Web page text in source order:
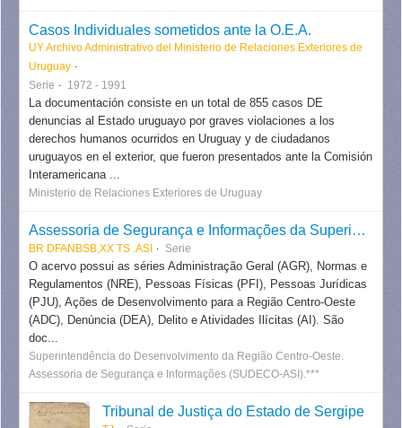
Casos Individuales sometidos ante la O.E.A.
UY Archivo Administrativo del Ministerio de Relaciones Exteriores de
Uruguay
Serie
1972 - 1991
La documentación consiste en un total de 855 casos DE
denuncias al Estado uruguayo por graves violaciones a los
derechos humanos ocurridos en Uruguay y de ciudadanos
uruguayos en el exterior, que fueron presentados ante la Comisión
Interamericana ...
Ministerio de Relaciones Exteriores de Uruguay
Assessoria de Segurança e Informações da Superintendência do Desenvolvimento da Região Centro-Oeste
BR DFANBSB,XX TS .ASI Serie
O acervo possui as séries Administração Geral (AGR), Normas e
Regulamentos (NRE), Pessoas Físicas (PFI), Pessoas Jurídicas
(PJU), Ações de Desenvolvimento para a Região Centro-Oeste
(ADC), Denúncia (DEA), Delito e Atividades Ilícitas (AI). São
doc...
Superintendência do Desenvolvimento da Região Centro-Oeste.
Assessoria de Segurança e Informações (SUDECO-ASI).***
Tribunal de Justiça do Estado de Sergipe